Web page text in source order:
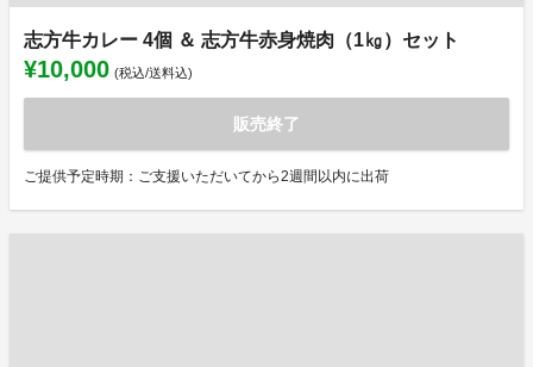
志方牛カレー 4個 ＆ 志方牛赤身焼肉（1㎏）セット
¥10,000 (税込/送料込)
販売終了
ご提供予定時期：ご支援いただいてから2週間以内に出荷